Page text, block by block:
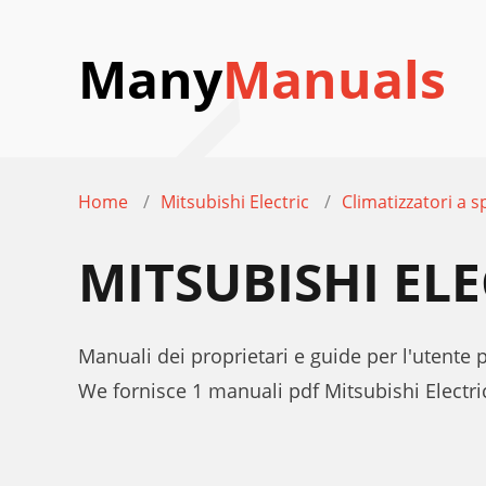
ManyManuals
Home Mitsubishi Electric Climatizzatori a
MITSUBISHI
Manuali dei proprietari e guide per l'utente
We fornisce 1 manuali pdf Mitsubishi